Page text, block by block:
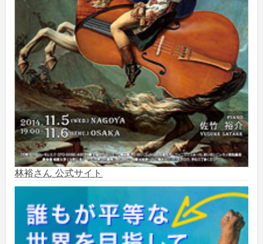
2024年11月
2024年10月 (5)
2024年9月 (6)
2024年8月 (10)
2024年7月 (1)
2024年6月 (6)
2024年5月 (4)
2024年2月 (1)
林裕さん 公式サイト